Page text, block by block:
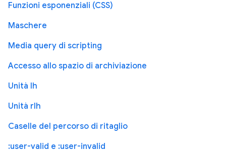
Funzioni esponenziali (CSS)
Maschere
Media query di scripting
Accesso allo spazio di archiviazione
Unità lh
Unità rlh
Caselle del percorso di ritaglio
:user-valid e :user-invalid